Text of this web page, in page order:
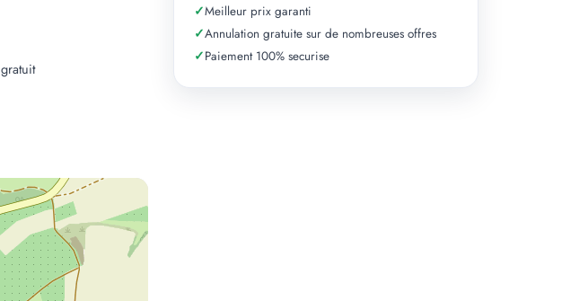
✓Meilleur prix garanti
✓Annulation gratuite sur de nombreuses offres
✓Paiement 100% securise